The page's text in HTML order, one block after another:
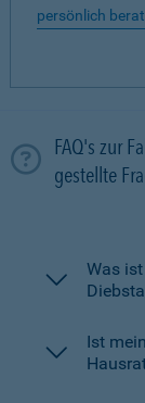
persönlich
FAQ's zur
gestellte
Was
Ist